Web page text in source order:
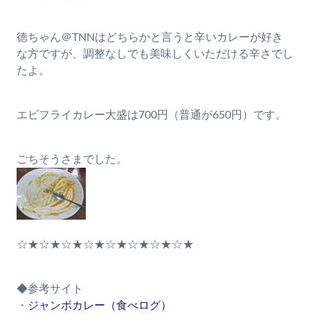
徳ちゃん＠TNNはどちらかと言うと辛いカレーが好き
な方ですが、調整なしでも美味しくいただける辛さでし
たよ。
エビフライカレー大盛は700円（普通が650円）です。
ごちそうさまでした。
☆★☆★☆★☆★☆★☆★☆★☆★
◆参考サイト
・ ジャンボカレー（食べログ）